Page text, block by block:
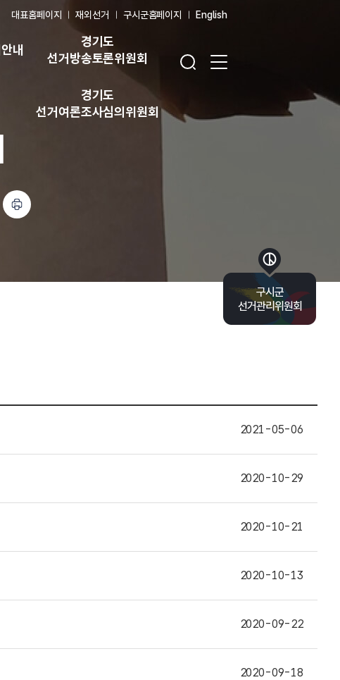
대표홈페이지 재외선거 구시군홈페이지 English
내
경기도
선거방송토론위원회
경기도
선거여론조사심의위원회
2021-05-06
2020-10-29
2020-10-21
2020-10-13
2020-09-22
2020-09-18
구시군
선거관리위원회
바로가기 목록 열기